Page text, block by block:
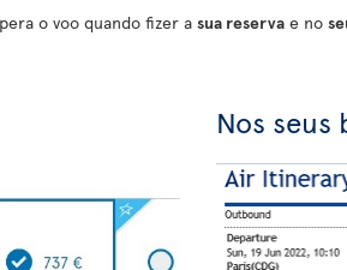
o voo quando fizer a sua reserva e no
Nos